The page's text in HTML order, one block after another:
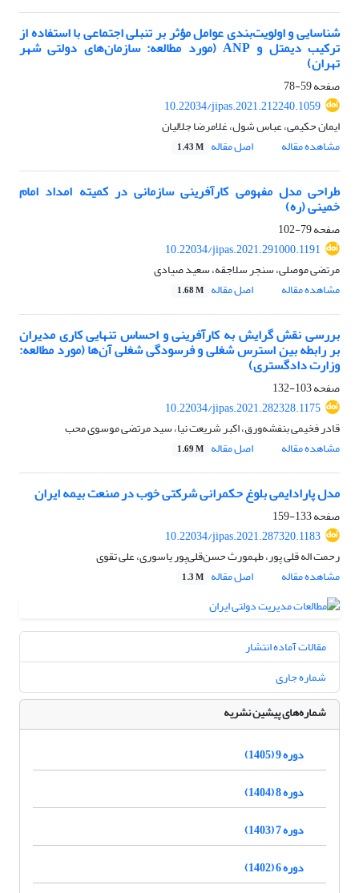
شناسایی و اولویت‌بندی عوامل مؤثر بر تنبلی اجتماعی با استفاده از
ترکیب دیمتل و ANP (‌مورد مطالعه: سازمان‌های دولتی شهر
تهران)
صفحه59-78
10.22034/jipas.2021.212240.1059
ایمان حکیمی، عباس شول، غلامرضا جلالیان
مشاهده مقاله
اصل مقاله 1.43 M
طراحی مدل مفهومی کارآفرینی سازمانی در کمیته امداد امام
خمینی (ره)
صفحه79-102
10.22034/jipas.2021.291000.1191
مرتضی موصلی، سنجر سلاجقه، سعید صیادی
مشاهده مقاله
اصل مقاله 1.68 M
بررسی نقش گرایش به‌ کارآفرینی و احساس تنهایی کاری مدیران
بر رابطه بین استرس شغلی و فرسودگی شغلی آن‌ها (مورد مطالعه‌:
وزارت دادگستری)
صفحه103-132
10.22034/jipas.2021.282328.1175
قادر فخیمی بنفشه‌ورق، اکبر شریعت نیا، سید مرتضی موسوی محب
مشاهده مقاله
اصل مقاله 1.69 M
مدل پارادایمی بلوغ حکمرانی شرکتی خوب در صنعت بیمه ایران
صفحه133-159
10.22034/jipas.2021.287320.1183
رحمت اله قلی پور، طهمورث حسن‌قلی‌پور یاسوری، علی تقوی
مشاهده مقاله
اصل مقاله 1.3 M
مقالات آماده انتشار
شماره جاری
شماره‌های پیشین نشریه
دوره 9 (1405)
دوره 8 (1404)
دوره 7 (1403)
دوره 6 (1402)